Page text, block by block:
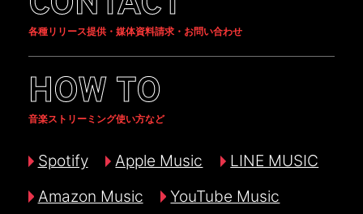
各種リリース提供・媒体資料請求・お問い合わせ
HOW TO
音楽ストリーミング使い方など
Spotify Apple Music
LINE MUSIC
Amazon Music
YouTube Music